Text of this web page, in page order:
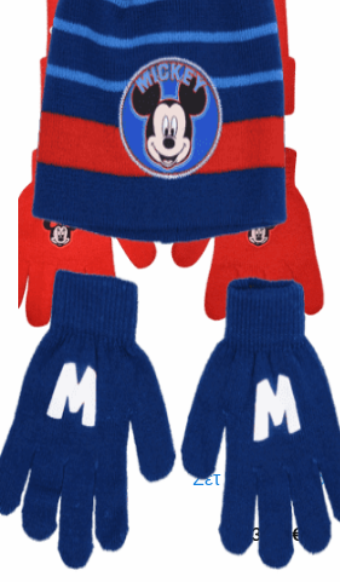
Quick View
Εξαντλημένο
ΠΑΙΔΙΚΑ
Σετ Disney παιδικό
13,00 €